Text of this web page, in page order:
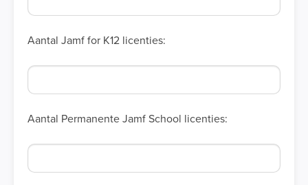
Aantal Jamf for K12 licenties:
Aantal Permanente Jamf School licenties: